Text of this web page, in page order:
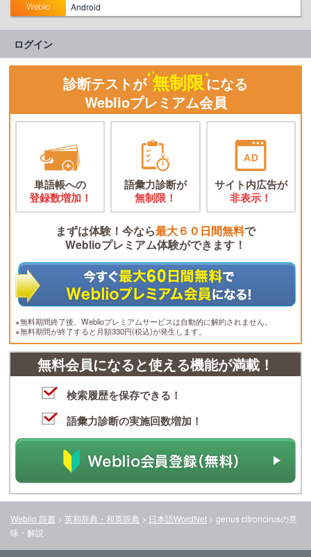
Android
ログイン
診断テストが 無制限になる
Weblioプレミアム会員
単語帳への
登録数増加！
語彙力診断が
無制限！
サイト内広告が
非表示！
まずは体験！今なら最大６０日間無料で
Weblioプレミアム体験ができます！
※無料期間終了後、Weblioプレミアムサービスは自動的に解約されません。
※無料期間が終了すると月額330円(税込)が発生します。
無料会員になると使える機能が満載！
検索履歴を保存できる！
語彙力診断の実施回数増加！
Weblio 辞書 > 英和辞典・和英辞典 > 日本語WordNet > genus citroncirusの意
味・解説